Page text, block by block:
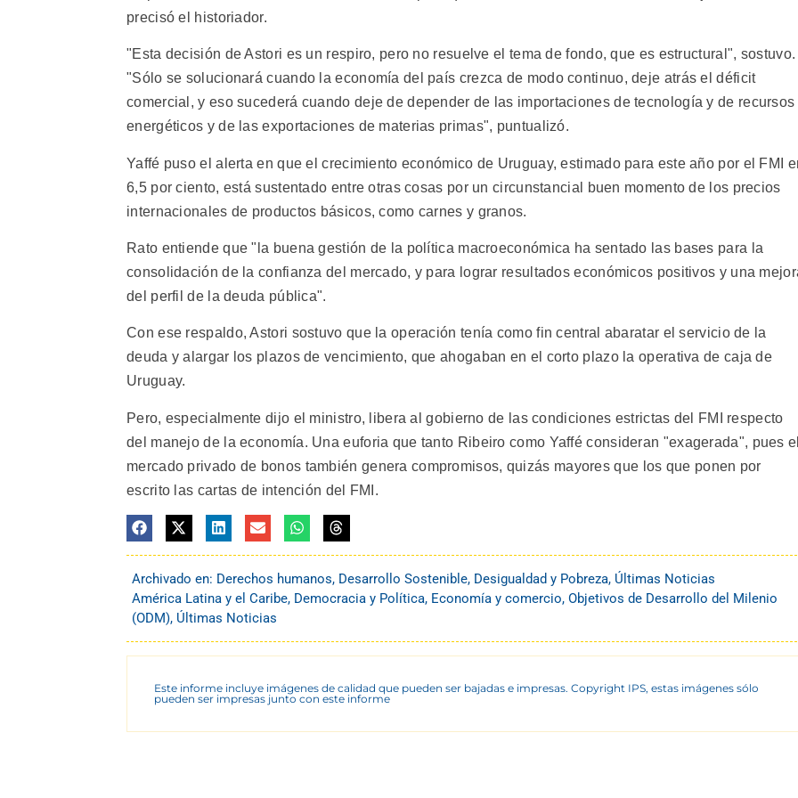
precisó el historiador.
"Esta decisión de Astori es un respiro, pero no resuelve el tema de fondo, que es estructural", sostuvo.
"Sólo se solucionará cuando la economía del país crezca de modo continuo, deje atrás el déficit
comercial, y eso sucederá cuando deje de depender de las importaciones de tecnología y de recursos
energéticos y de las exportaciones de materias primas", puntualizó.
Yaffé puso el alerta en que el crecimiento económico de Uruguay, estimado para este año por el FMI
6,5 por ciento, está sustentado entre otras cosas por un circunstancial buen momento de los precios
internacionales de productos básicos, como carnes y granos.
Rato entiende que "la buena gestión de la política macroeconómica ha sentado las bases para la
consolidación de la confianza del mercado, y para lograr resultados económicos positivos y una
del perfil de la deuda pública".
Con ese respaldo, Astori sostuvo que la operación tenía como fin central abaratar el servicio de la
deuda y alargar los plazos de vencimiento, que ahogaban en el corto plazo la operativa de caja de
Uruguay.
Pero, especialmente dijo el ministro, libera al gobierno de las condiciones estrictas del FMI respecto
del manejo de la economía. Una euforia que tanto Ribeiro como Yaffé consideran "exagerada", pues
mercado privado de bonos también genera compromisos, quizás mayores que los que ponen por
escrito las cartas de intención del FMI.
Archivado en: Derechos humanos, Desarrollo Sostenible, Desigualdad y Pobreza, Últimas Noticias
América Latina y el Caribe, Democracia y Política, Economía y comercio, Objetivos de Desarrollo del Milenio
(ODM), Últimas Noticias
Este informe incluye imágenes de calidad que pueden ser bajadas e impresas. Copyright IPS, estas imágenes sólo
pueden ser impresas junto con este informe